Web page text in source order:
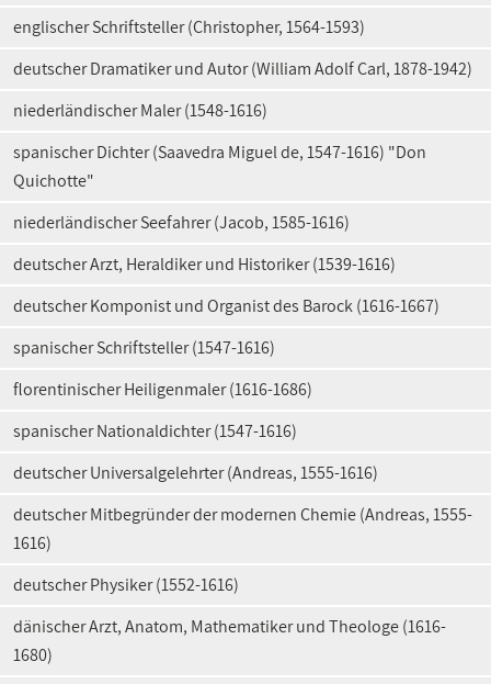
englischer Schriftsteller (Christopher, 1564-1593)
deutscher Dramatiker und Autor (William Adolf Carl, 1878-1942)
niederländischer Maler (1548-1616)
spanischer Dichter (Saavedra Miguel de, 1547-1616) "Don
Quichotte"
niederländischer Seefahrer (Jacob, 1585-1616)
deutscher Arzt, Heraldiker und Historiker (1539-1616)
deutscher Komponist und Organist des Barock (1616-1667)
spanischer Schriftsteller (1547-1616)
florentinischer Heiligenmaler (1616-1686)
spanischer Nationaldichter (1547-1616)
deutscher Universalgelehrter (Andreas, 1555-1616)
deutscher Mitbegründer der modernen Chemie (Andreas, 1555-
1616)
deutscher Physiker (1552-1616)
dänischer Arzt, Anatom, Mathematiker und Theologe (1616-
1680)